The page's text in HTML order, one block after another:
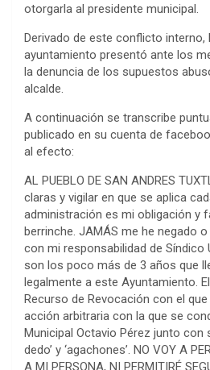
otorgarla al presidente municipal.
Derivado de este conflicto interno,
ayuntamiento presentó ante los
la denuncia de los supuestos
alcalde.
A continuación se transcribe
publicado en su cuenta de
al efecto:
AL PUEBLO DE SAN ANDRES
claras y vigilar en que se aplica
administración es mi obligación y
berrinche. JAMÁS me he negado
con mi responsabilidad de Síndico
son los poco más de 3 años que
legalmente a este Ayuntamiento.
Recurso de Revocación con el
acción arbitraria con la que se
Municipal Octavio Pérez junto con
dedo’ y ‘agachones’. NO VOY A
A MI PERSONA, NI PERMITIRÉ